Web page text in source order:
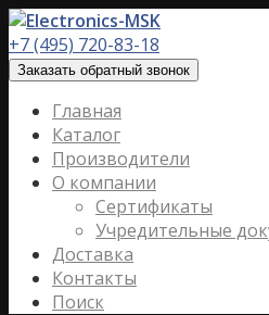
+7 (495) 720-83-18
Заказать обратный звонок
Главная
Каталог
Производители
О компании
Сертификаты
Учредительные
Доставка
Контакты
Поиск